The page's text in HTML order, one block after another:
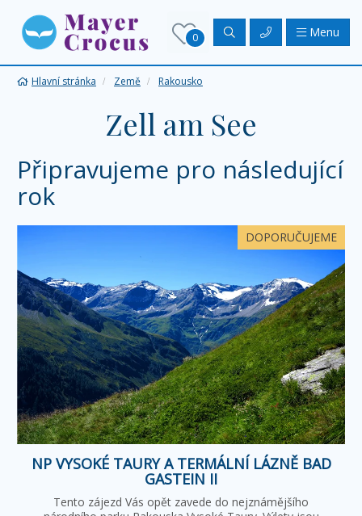
0 Menu
Hlavní stránka Země Rakousko
Zell am See
Připravujeme pro následující
rok
DOPORUČUJEME
NP VYSOKÉ TAURY A TERMÁLNÍ LÁZNĚ BAD
GASTEIN II
Tento zájezd Vás opět zavede do nejznámějšího